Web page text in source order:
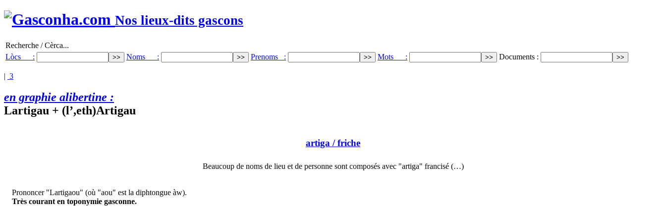
Nos lieux-dits gascons
Recherche / Cèrca...
Lòcs :
Noms : Prenoms : Mots : Documents :
| 3
en graphie alibertine :
Lartigau + (l’,eth)Artigau
artiga / friche
Beaucoup de noms de lieu et de personne sont composés avec "artiga" francisé (…)
Prononcer "Lartigaou" (où "aou" est la diphtongue àw).
Très courant en toponymie gasconne.